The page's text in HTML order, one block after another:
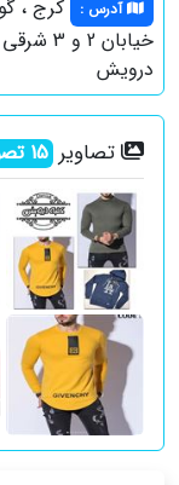
آدرس :
کرج ،
درویش
تصاویر 15